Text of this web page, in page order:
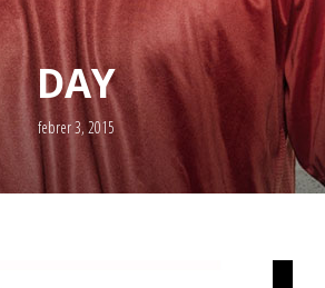
DAY
febrer 3, 2015